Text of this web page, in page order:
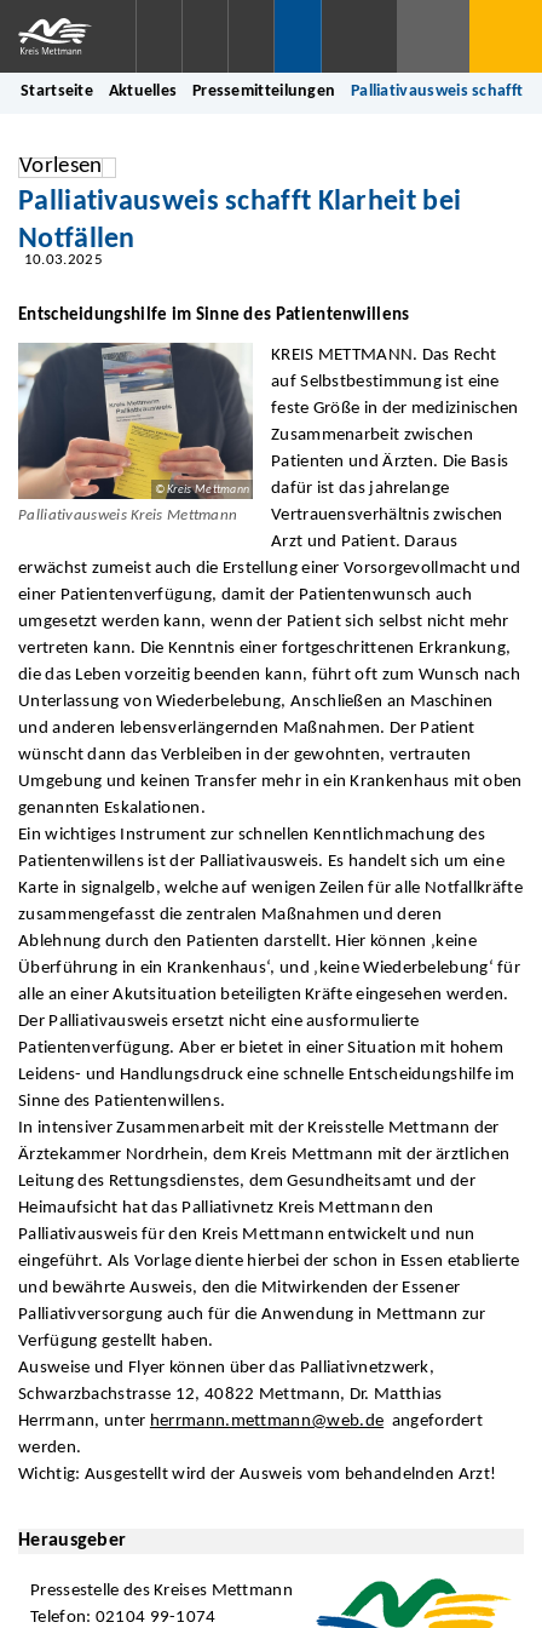
Startseite Aktuelles Pressemitteilungen Palliativausweis schafft
Vorlesen
Palliativausweis schafft Klarheit bei
Notfällen
10.03.2025
Entscheidungshilfe im Sinne des Patientenwillens
© Kreis Mettmann
Palliativausweis Kreis Mettmann
KREIS METTMANN. Das Recht
auf Selbstbestimmung ist eine
feste Größe in der medizinischen
Zusammenarbeit zwischen
Patienten und Ärzten. Die Basis
dafür ist das jahrelange
Vertrauensverhältnis zwischen
Arzt und Patient. Daraus
erwächst zumeist auch die Erstellung einer Vorsorgevollmacht und
einer Patientenverfügung, damit der Patientenwunsch auch
umgesetzt werden kann, wenn der Patient sich selbst nicht mehr
vertreten kann. Die Kenntnis einer fortgeschrittenen Erkrankung,
die das Leben vorzeitig beenden kann, führt oft zum Wunsch nach
Unterlassung von Wiederbelebung, Anschließen an Maschinen
und anderen lebensverlängernden Maßnahmen. Der Patient
wünscht dann das Verbleiben in der gewohnten, vertrauten
Umgebung und keinen Transfer mehr in ein Krankenhaus mit oben
genannten Eskalationen.
Ein wichtiges Instrument zur schnellen Kenntlichmachung des
Patientenwillens ist der Palliativausweis. Es handelt sich um eine
Karte in signalgelb, welche auf wenigen Zeilen für alle Notfallkräfte
zusammengefasst die zentralen Maßnahmen und deren
Ablehnung durch den Patienten darstellt. Hier können ‚keine
Überführung in ein Krankenhaus‘, und ‚keine Wiederbelebung‘ für
alle an einer Akutsituation beteiligten Kräfte eingesehen werden.
Der Palliativausweis ersetzt nicht eine ausformulierte
Patientenverfügung. Aber er bietet in einer Situation mit hohem
Leidens- und Handlungsdruck eine schnelle Entscheidungshilfe im
Sinne des Patientenwillens.
In intensiver Zusammenarbeit mit der Kreisstelle Mettmann der
Ärztekammer Nordrhein, dem Kreis Mettmann mit der ärztlichen
Leitung des Rettungsdienstes, dem Gesundheitsamt und der
Heimaufsicht hat das Palliativnetz Kreis Mettmann den
Palliativausweis für den Kreis Mettmann entwickelt und nun
eingeführt. Als Vorlage diente hierbei der schon in Essen etablierte
und bewährte Ausweis, den die Mitwirkenden der Essener
Palliativversorgung auch für die Anwendung in Mettmann zur
Verfügung gestellt haben.
Ausweise und Flyer können über das Palliativnetzwerk,
Schwarzbachstrasse 12, 40822 Mettmann, Dr. Matthias
Herrmann, unter herrmann.mettmann@web.de angefordert
werden.
Wichtig: Ausgestellt wird der Ausweis vom behandelnden Arzt!
Herausgeber
Pressestelle des Kreises Mettmann
Telefon: 02104 99-1074